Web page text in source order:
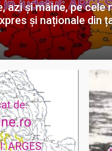
azi și mâine, pe cele
și naționale din